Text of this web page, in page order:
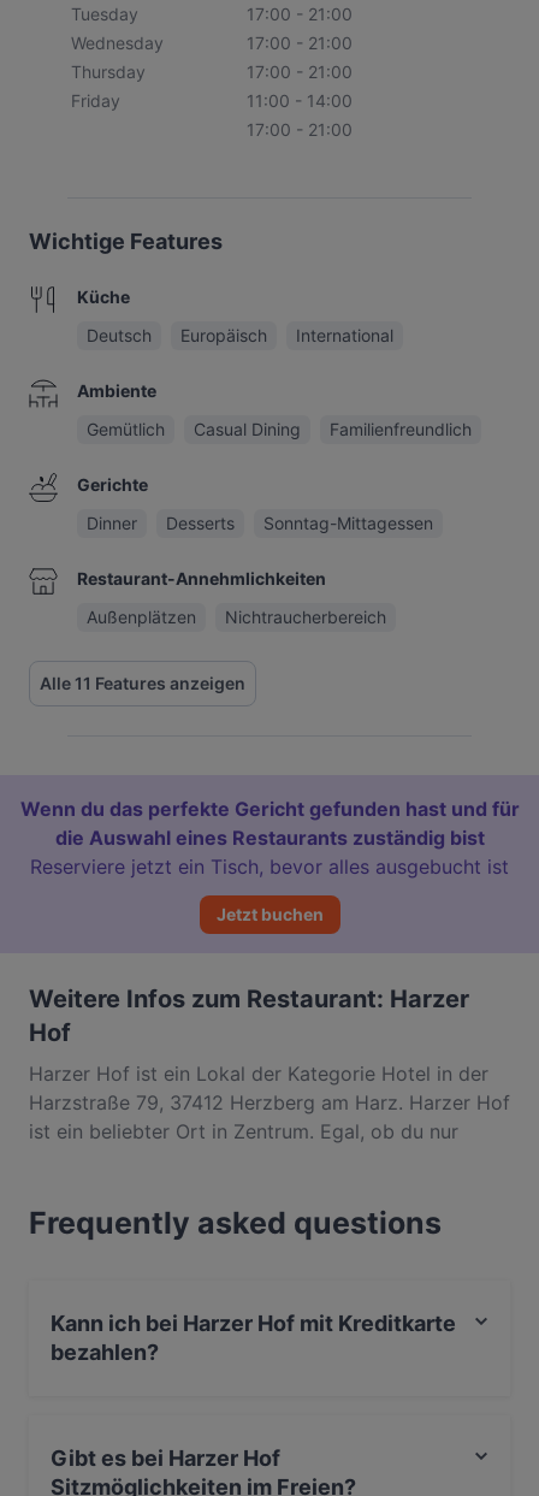
Tuesday
17:00 - 21:00
Wednesday
17:00 - 21:00
Thursday
17:00 - 21:00
Friday
11:00 - 14:00
17:00 - 21:00
Wichtige Features
Küche
Deutsch
Europäisch International
Ambiente
Gemütlich
Casual Dining Familienfreundlich
Gerichte
Dinner
Desserts Sonntag-Mittagessen
Restaurant-Annehmlichkeiten
Außenplätzen
Nichtraucherbereich
Alle 11 Features anzeigen
Wenn du das perfekte Gericht gefunden hast und für
die Auswahl eines Restaurants zuständig bist
Reserviere jetzt ein Tisch, bevor alles ausgebucht ist
Jetzt buchen
Weitere Infos zum Restaurant: Harzer
Hof
Harzer Hof ist ein Lokal der Kategorie Hotel in der
Harzstraße 79, 37412 Herzberg am Harz. Harzer Hof
ist ein beliebter Ort in Zentrum. Egal, ob du nur
entdecke die Gerichte im Harzer Hof und erlebe
authentische Deutsch Küche in Herzberg am Harz.
Frequently asked questions
Kann ich bei Harzer Hof mit Kreditkarte
bezahlen?
Gibt es bei Harzer Hof
Sitzmöglichkeiten im Freien?